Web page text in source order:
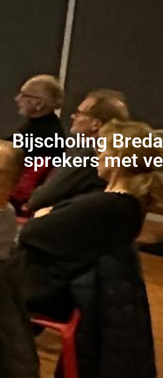
Bijscholing
sprekers met